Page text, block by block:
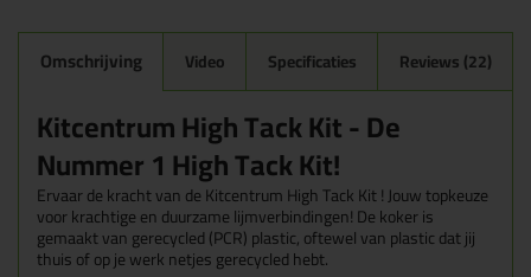
Omschrijving Video Specificaties Reviews (22)
Kitcentrum High Tack Kit - De
Nummer 1 High Tack Kit!
Ervaar de kracht van de Kitcentrum High Tack Kit ! Jouw topkeuze
voor krachtige en duurzame lijmverbindingen! De koker is
gemaakt van gerecycled (PCR) plastic, oftewel van plastic dat jij
thuis of op je werk netjes gerecycled hebt.